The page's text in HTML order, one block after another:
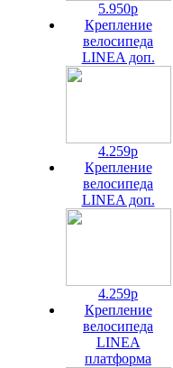
5.950р
Крепление
велосипеда
LINEA доп.
4.259р
Крепление
велосипеда
LINEA доп.
4.259р
Крепление
велосипеда
LINEA
платформа